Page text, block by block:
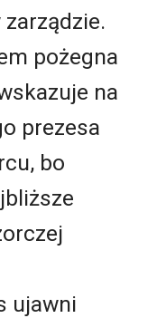
pożegna
na
prezesa
bo
ujawni